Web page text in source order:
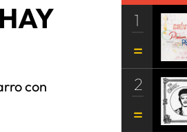
con
1
2